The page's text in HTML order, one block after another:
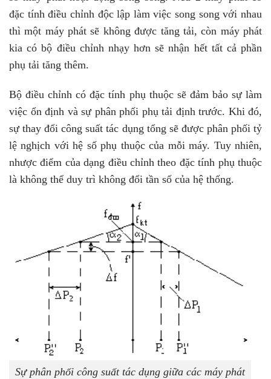
đặc tính điều chỉnh độc lập làm việc song song với nhau
thì một máy phát sẽ không được tăng tải, còn máy phát
kia có bộ điều chỉnh nhạy hơn sẽ nhận hết tất cả phần
phụ tải tăng thêm.
Bộ điều chỉnh có đặc tính phụ thuộc sẽ đảm bảo sự làm
việc ổn định và sự phân phối phụ tải định trước. Khi đó,
sự thay đổi công suất tác dụng tổng sẽ được phân phối tỷ
lệ nghịch với hệ số phụ thuộc của mỗi máy. Tuy nhiên,
nhược điểm của dạng điều chỉnh theo đặc tính phụ thuộc
là không thể duy trì không đổi tần số của hệ thống.
Sự phân phối công suất tác dụng giữa các máy phát